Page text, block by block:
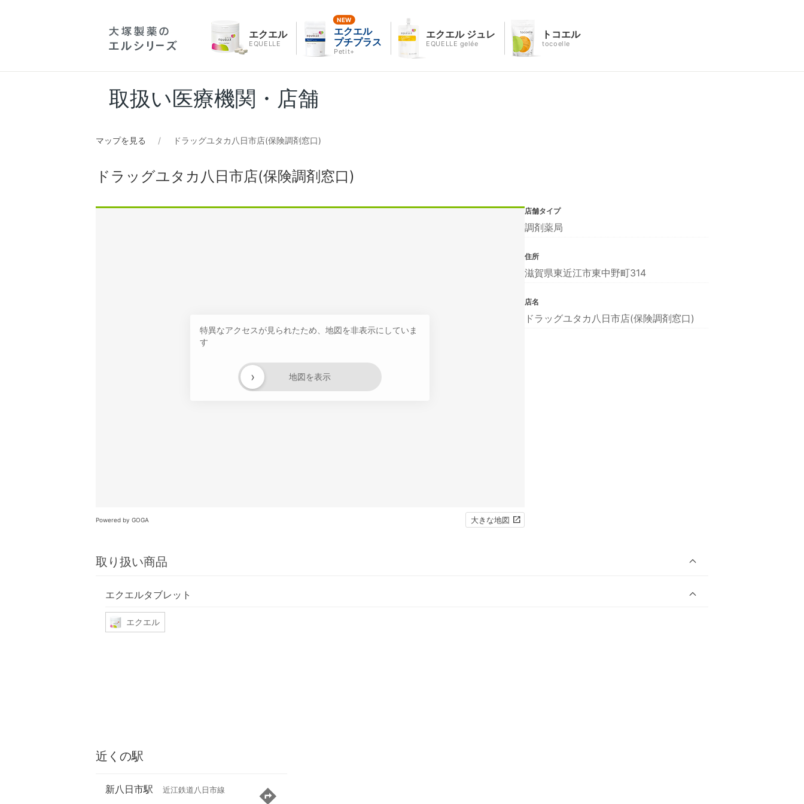
エクエル
EQUELLE
エクエル
プチプラス
Petit+
エクエル ジュレ
EQUELLE gelée
トコエル
tocoelle
取扱い医療機関・店舗
マップを見る ドラッグユタカ八日市店(保険調剤窓口)
ドラッグユタカ八日市店(保険調剤窓口)
特異なアクセスが見られたため、地図を非表示にしていま
す
地図を表示
›
Powered by GOGA 大きな地図
取り扱い商品
エクエルタブレット
エクエル
店舗タイプ
調剤薬局
住所
滋賀県東近江市東中野町314
店名
ドラッグユタカ八日市店(保険調剤窓口)
近くの駅
新八日市駅 近江鉄道八日市線